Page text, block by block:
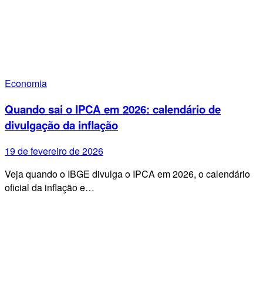
Economia
Quando sai o IPCA em 2026: calendário de
divulgação da inflação
19 de fevereiro de 2026
Veja quando o IBGE divulga o IPCA em 2026, o calendário
oficial da inflação e…